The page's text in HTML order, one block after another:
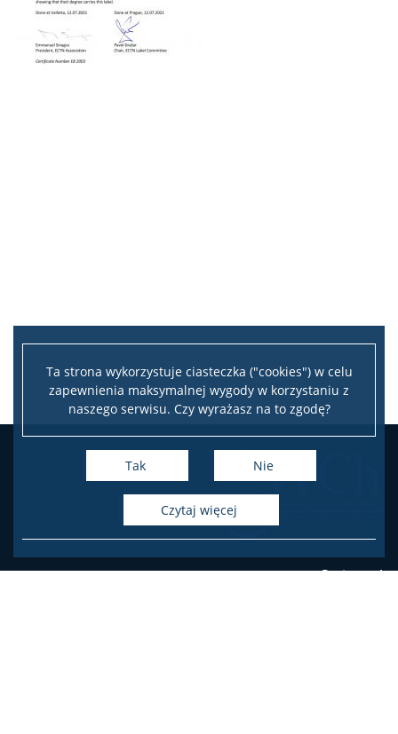
Ta strona wykorzystuje ciasteczka ("cookies") w celu
zapewnienia maksymalnej wygody w korzystaniu z
naszego serwisu. Czy wyrażasz na to zgodę?
Tak Nie
czytaj więcej
Pasteura 1